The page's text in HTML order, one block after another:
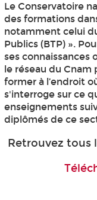
Le Conservatoire
des formations
notamment celui
Publics (BTP) ».
ses connaissances
le réseau du
former à l’endroit
s'interroge sur ce
enseignements
diplômés de ce
Retrouvez tous